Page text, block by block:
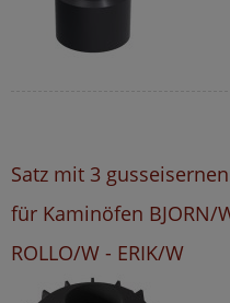
Satz mit 3
für Kaminöfen BJORN/
ROLLO/W - ERIK/W